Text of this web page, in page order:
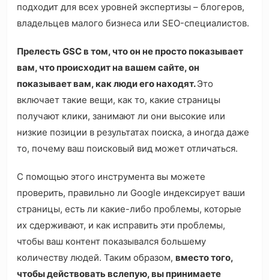
подходит для всех уровней экспертизы – блогеров,
владельцев малого бизнеса или SEO-специалистов.
Прелесть GSC в том, что он не просто показывает
вам, что происходит на вашем сайте, он
показывает вам, как люди его находят.Это
включает такие вещи, как то, какие страницы
получают клики, занимают ли они высокие или
низкие позиции в результатах поиска, а иногда даже
то, почему ваш поисковый вид может отличаться.
С помощью этого инструмента вы можете
проверить, правильно ли Google индексирует ваши
страницы, есть ли какие-либо проблемы, которые
их сдерживают, и как исправить эти проблемы,
чтобы ваш контент показывался большему
количеству людей. Таким образом, вместо того,
чтобы действовать вслепую, вы принимаете